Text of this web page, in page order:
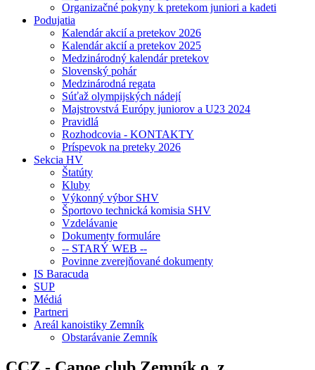
Organizačné pokyny k pretekom juniori a kadeti
Podujatia
Kalendár akcií a pretekov 2026
Kalendár akcií a pretekov 2025
Medzinárodný kalendár pretekov
Slovenský pohár
Medzinárodná regata
Súťaž olympijských nádejí
Majstrovstvá Európy juniorov a U23 2024
Pravidlá
Rozhodcovia - KONTAKTY
Príspevok na preteky 2026
Sekcia HV
Štatúty
Kluby
Výkonný výbor SHV
Športovo technická komisia SHV
Vzdelávanie
Dokumenty formuláre
-- STARÝ WEB --
Povinne zverejňované dokumenty
IS Baracuda
SUP
Médiá
Partneri
Areál kanoistiky Zemník
Obstarávanie Zemník